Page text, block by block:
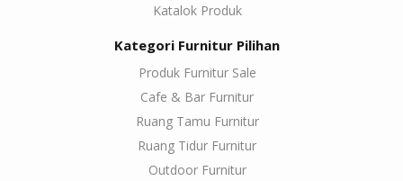
Katalok Produk
Kategori Furnitur Pilihan
Produk Furnitur Sale
Cafe & Bar Furnitur
Ruang Tamu Furnitur
Ruang Tidur Furnitur
Outdoor Furnitur